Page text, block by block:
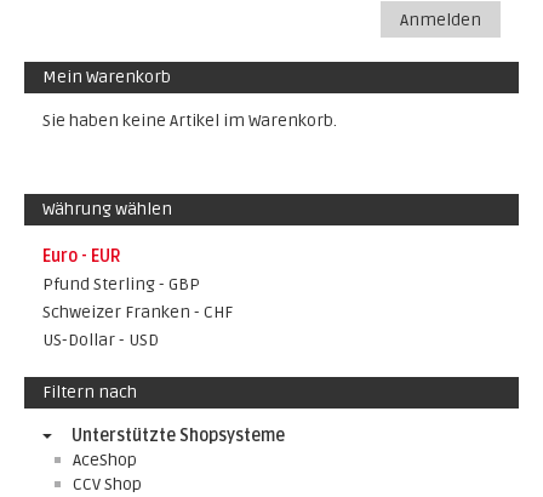
Anmelden
Mein Warenkorb
Sie haben keine Artikel im Warenkorb.
Währung wählen
Euro - EUR
Pfund Sterling - GBP
Schweizer Franken - CHF
US-Dollar - USD
Filtern nach
Unterstützte Shopsysteme
AceShop
CCV Shop